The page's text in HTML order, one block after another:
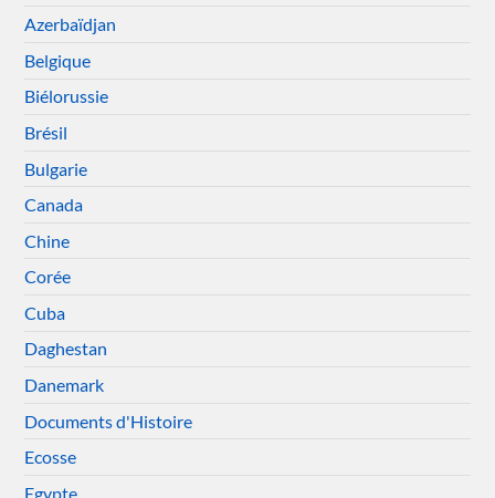
Azerbaïdjan
Belgique
Biélorussie
Brésil
Bulgarie
Canada
Chine
Corée
Cuba
Daghestan
Danemark
Documents d'Histoire
Ecosse
Egypte